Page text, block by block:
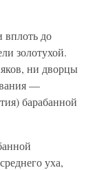
вплоть до
золотухой.
ни дворцы
—
барабанной
уха,